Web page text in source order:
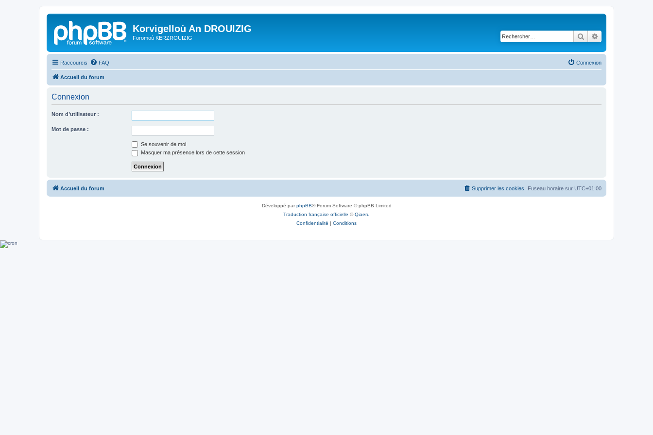
Korvigelloù An DROUIZIG
Foromoù KERZROUIZIG Rechercher
Raccourcis FAQ Connexion
Accueil du forum
Connexion
Nom d’utilisateur :
Mot de passe :
Se souvenir de moi
Masquer ma présence lors de cette session
Accueil du forum Fuseau horaire sur UTC+01:00
Supprimer les cookies
Développé parphpBB® Forum Software © phpBB Limited
Traduction française officielle ©Qiaeru
Confidentialité | Conditions